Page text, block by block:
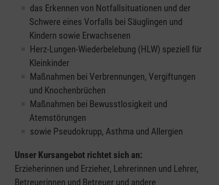
das Erkennen von Notfallsituationen und der
Schwere eines Vorfalls bei Säuglingen und
Kindern sowie Erwachsenen
Herz-Lungen-Wiederbelebung (HLW) speziell für
Kleinkinder
Maßnahmen bei Verbrennungen, Vergiftungen
und Knochenbrüchen
Maßnahmen bei Bewusstlosigkeit und
Atemstörungen
sowie Pseudokrupp, Asthma und Allergien
Unser Kursangebot richtet sich an:
Erzieherinnen und Erzieher, Lehrerinnen und Lehrer,
Betreuerinnen und Betreuer und andere